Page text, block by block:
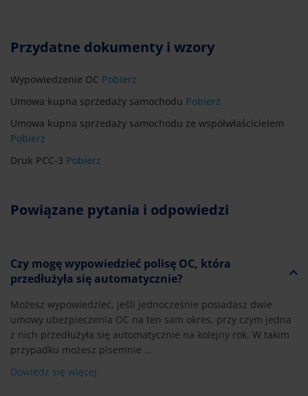
Przydatne dokumenty i wzory
Wypowiedzenie OC Pobierz
Umowa kupna sprzedaży samochodu Pobierz
Umowa kupna sprzedaży samochodu ze współwłaścicielem
Pobierz
Druk PCC-3 Pobierz
Powiązane pytania i odpowiedzi
Czy mogę wypowiedzieć polisę OC, która
przedłużyła się automatycznie?
Możesz wypowiedzieć, jeśli jednocześnie posiadasz dwie
umowy ubezpieczenia OC na ten sam okres, przy czym jedna
z nich przedłużyła się automatycznie na kolejny rok. W takim
przypadku możesz pisemnie …
Dowiedz się więcej